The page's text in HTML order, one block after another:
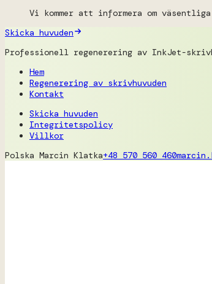
Vi kommer att informera om
Skicka huvuden
Professionell regenerering av InkJet-
Hem
Regenerering av skrivhuvuden
Kontakt
Skicka huvuden
Integritetspolicy
Villkor
Polska Marcin Klatka+48 570 560 460